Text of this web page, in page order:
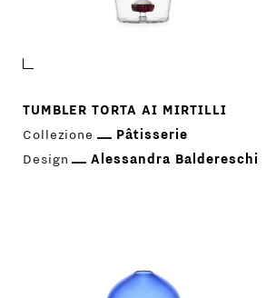
TUMBLER TORTA AI MIRTILLI
Collezione
Pâtisserie
Design
Alessandra Baldereschi